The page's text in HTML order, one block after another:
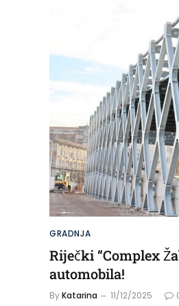
GRADNJA
Riječki “Complex
automobila!
ByKatarina 11/12/2025